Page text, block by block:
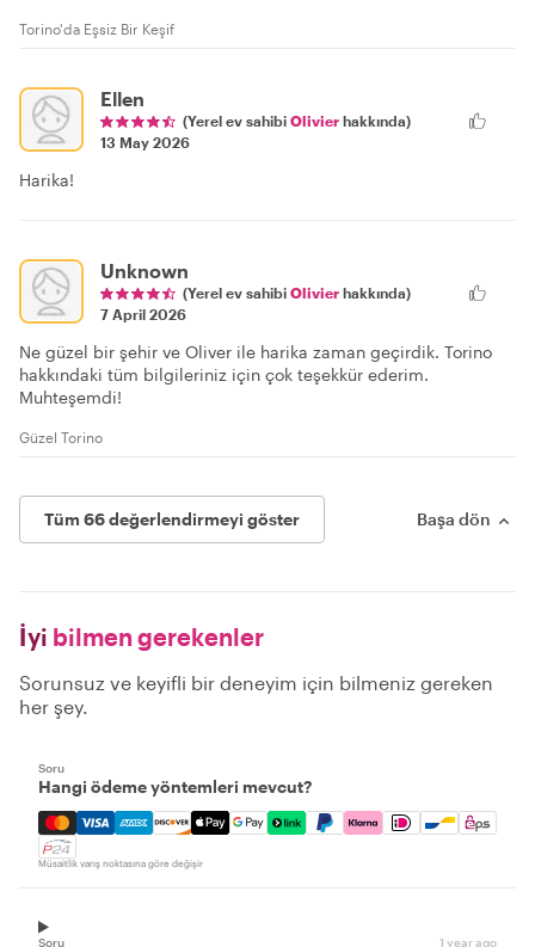
Torino'da Eşsiz Bir Keşif
Ellen
(Yerel ev sahibi Olivier hakkında)
13 May 2026
Harika!
Unknown
(Yerel ev sahibi Olivier hakkında)
7 April 2026
Ne güzel bir şehir ve Oliver ile harika zaman geçirdik. Torino
hakkındaki tüm bilgileriniz için çok teşekkür ederim.
Muhteşemdi!
Güzel Torino
Tüm 66 değerlendirmeyi göster Başa dön
İyi bilmen gerekenler
Sorunsuz ve keyifli bir deneyim için bilmeniz gereken
her şey.
Soru
Hangi ödeme yöntemleri mevcut?
Mastercard, Visa, Amex, Discover, Apple Pay, Google
Müsaitlik varış noktasına göre değişir
Soru 1 year ago